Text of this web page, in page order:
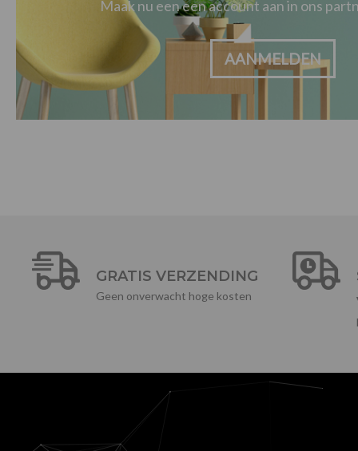
Maak nu een een account aan in ons
AANMELDEN
GRATIS VERZENDING
Geen onverwacht hoge kosten